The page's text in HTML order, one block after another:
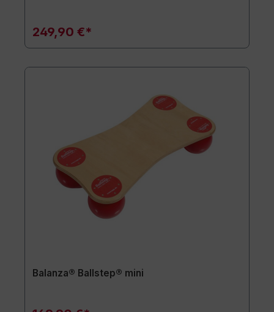
249,90 €*
Balanza® Ballstep® mini